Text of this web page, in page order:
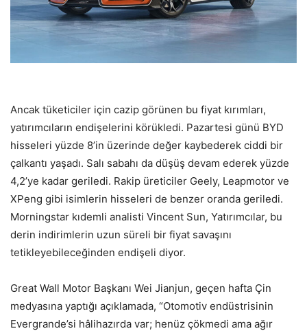
Ancak tüketiciler için cazip görünen bu fiyat kırımları,
yatırımcıların endişelerini körükledi. Pazartesi günü BYD
hisseleri yüzde 8’in üzerinde değer kaybederek ciddi bir
çalkantı yaşadı. Salı sabahı da düşüş devam ederek yüzde
4,2’ye kadar geriledi. Rakip üreticiler Geely, Leapmotor ve
XPeng gibi isimlerin hisseleri de benzer oranda geriledi.
Morningstar kıdemli analisti Vincent Sun, Yatırımcılar, bu
derin indirimlerin uzun süreli bir fiyat savaşını
tetikleyebileceğinden endişeli diyor.
Great Wall Motor Başkanı Wei Jianjun, geçen hafta Çin
medyasına yaptığı açıklamada, “Otomotiv endüstrisinin
Evergrande’si hâlihazırda var; henüz çökmedi ama ağır